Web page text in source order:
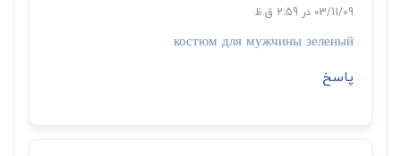
03/11/09 در 2:59 ق.ظ
костюм для мужчины зеленый
پاسخ